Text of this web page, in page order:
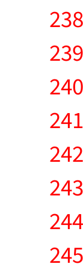
238
239
240
241
242
243
244
245